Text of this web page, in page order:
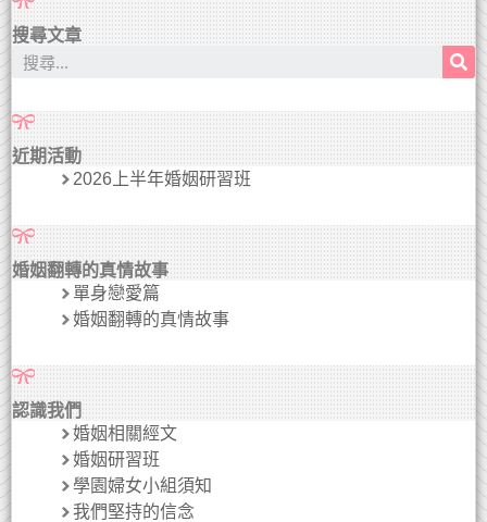
搜尋文章
近期活動
2026上半年婚姻研習班
婚姻翻轉的真情故事
單身戀愛篇
婚姻翻轉的真情故事
認識我們
婚姻相關經文
婚姻研習班
學園婦女小組須知
我們堅持的信念